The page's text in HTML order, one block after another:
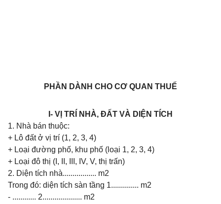
PHẦN DÀNH CHO CƠ QUAN THUẾ
I- VỊ TRÍ NHÀ, ĐẤT VÀ DIỆN TÍCH
1. Nhà bán thuộc:
+ Lô đất ở vị trí (1, 2, 3, 4)
+ Loại đường phố, khu phố (loại 1, 2, 3, 4)
+ Loại đô thị (I, II, III, IV, V, thị trấn)
2. Diện tích nhà................. m2
Trong đó: diện tích sàn tầng 1.............. m2
- ............ 2.................... m2